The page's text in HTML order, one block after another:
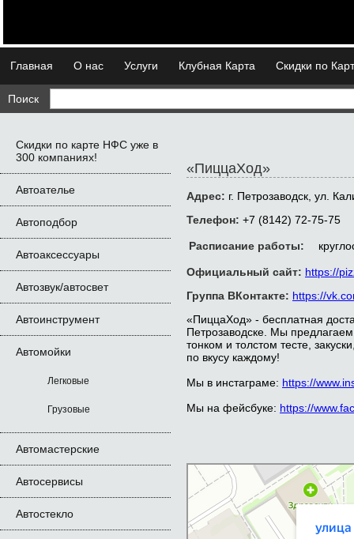
Главная О нас Услуги Клубная Карта Скидки по
Поиск
Скидки по карте НФС уже в
300 компаниях!
Автоателье
Автоподбор
Автоаксессуары
Автозвук/автосвет
Автоинструмент
Автомойки
Легковые
Грузовые
Автомастерские
Автосервисы
Автостекло
«ПиццаХод»
Адрес: г. Петрозаводск, ул.
Телефон: +7 (8142) 72-75-75
Расписание работы:
Официальный сайт: https://
Группа ВКонтакте: https://
«ПиццаХод» - бесплатная
Петрозаводске. Мы
тонком и толстом тесте,
по вкусу каждому!
Мы в инстаграме: https://
Мы на фейсбуке: https://
Петрозаводск
Улица Калинина, 26 — Яндекс.Карты